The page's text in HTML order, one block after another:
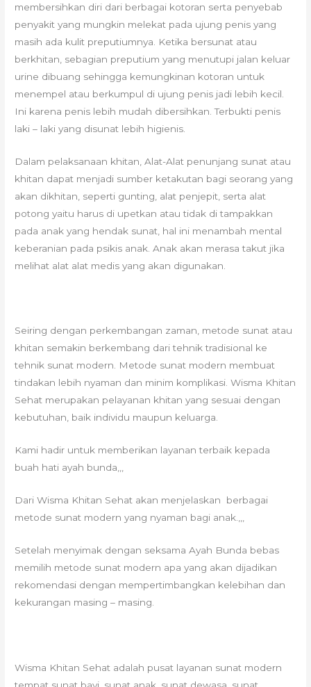
membersihkan diri dari berbagai kotoran serta penyebab
penyakit yang mungkin melekat pada ujung penis yang
masih ada kulit preputiumnya. Ketika bersunat atau
berkhitan, sebagian preputium yang menutupi jalan keluar
urine dibuang sehingga kemungkinan kotoran untuk
menempel atau berkumpul di ujung penis jadi lebih kecil.
Ini karena penis lebih mudah dibersihkan. Terbukti penis
laki – laki yang disunat lebih higienis.
Dalam pelaksanaan khitan, Alat-Alat penunjang sunat atau
khitan dapat menjadi sumber ketakutan bagi seorang yang
akan dikhitan, seperti gunting, alat penjepit, serta alat
potong yaitu harus di upetkan atau tidak di tampakkan
pada anak yang hendak sunat, hal ini menambah mental
keberanian pada psikis anak. Anak akan merasa takut jika
melihat alat alat medis yang akan digunakan.
Seiring dengan perkembangan zaman, metode sunat atau
khitan semakin berkembang dari tehnik tradisional ke
tehnik sunat modern. Metode sunat modern membuat
tindakan lebih nyaman dan minim komplikasi. Wisma Khitan
Sehat merupakan pelayanan khitan yang sesuai dengan
kebutuhan, baik individu maupun keluarga.
Kami hadir untuk memberikan layanan terbaik kepada
buah hati ayah bunda,,,
Dari Wisma Khitan Sehat akan menjelaskan berbagai
metode sunat modern yang nyaman bagi anak.,,,
Setelah menyimak dengan seksama Ayah Bunda bebas
memilih metode sunat modern apa yang akan dijadikan
rekomendasi dengan mempertimbangkan kelebihan dan
kekurangan masing – masing.
Wisma Khitan Sehat adalah pusat layanan sunat modern
tempat sunat bayi, sunat anak, sunat dewasa, sunat